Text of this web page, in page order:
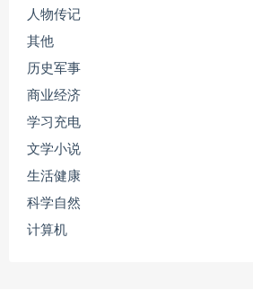
人物传记
其他
历史军事
商业经济
学习充电
文学小说
生活健康
科学自然
计算机